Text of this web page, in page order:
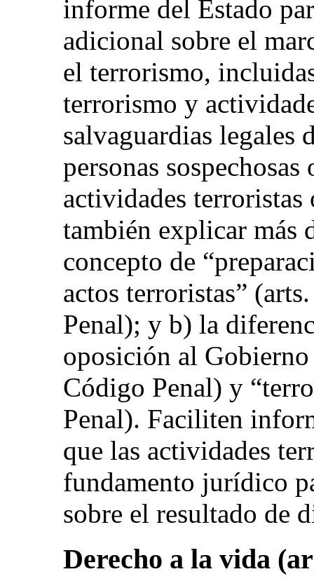
informe del Estado
adicional sobre el
el terrorismo,
terrorismo y
salvaguardias legales
personas
actividades
también explicar más
concepto de
actos terroristas”
Penal); y b) la
oposición al
Código Penal) y
Penal). Faciliten
que las actividades
fundamento jurídico
sobre el resultado de
Derecho a la vida